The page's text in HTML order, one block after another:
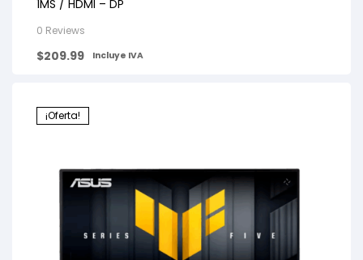
1MS / HDMI – DP
0 Reviews
$209.99 Incluye IVA
¡Oferta!